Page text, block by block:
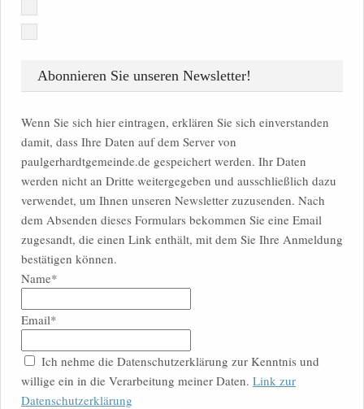
Abonnieren Sie unseren Newsletter!
Wenn Sie sich hier eintragen, erklären Sie sich einverstanden
damit, dass Ihre Daten auf dem Server von
paulgerhardtgemeinde.de gespeichert werden. Ihr Daten
werden nicht an Dritte weitergegeben und ausschließlich dazu
verwendet, um Ihnen unseren Newsletter zuzusenden. Nach
dem Absenden dieses Formulars bekommen Sie eine Email
zugesandt, die einen Link enthält, mit dem Sie Ihre Anmeldung
bestätigen können.
Name*
Email*
Ich nehme die Datenschutzerklärung zur Kenntnis und
willige ein in die Verarbeitung meiner Daten. Link zur
Datenschutzerklärung